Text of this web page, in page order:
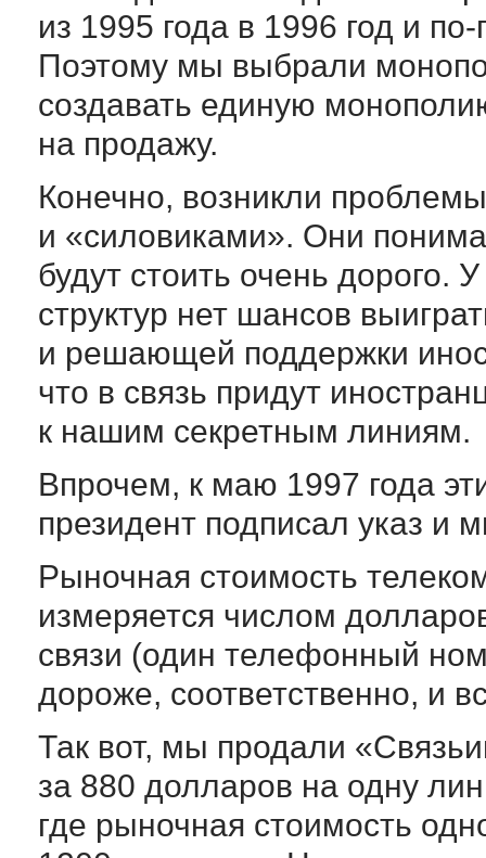
из 1995 года в 1996 год и
Поэтому мы выбрали
создавать единую
на продажу.
Конечно, возникли
и «силовиками». Они
будут стоить очень
структур нет шансов
и решающей поддержки
что в связь придут
к нашим секретным линиям.
Впрочем, к маю 1997 года
президент подписал указ и
Рыночная стоимость
измеряется числом
связи (один телефонный
дороже, соответственно, и
Так вот, мы продали
за 880 долларов на одну
где рыночная стоимость